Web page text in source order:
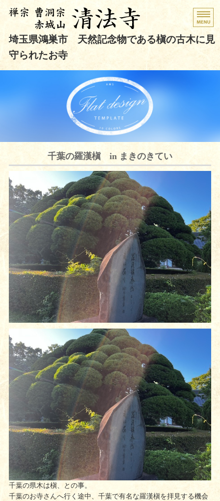
曹洞宗 赤城山清法寺｜埼玉県鴻巣市
埼玉県鴻巣市 天然記念物である槇の古木に見
守られたお寺
祈祷・供養・朱印
お問い合わせ
千葉の羅漢槇 in まきのきてい
千葉の県木は槇、との事。
千葉のお寺さんへ行く途中、千葉で有名な羅漢槇を拝見する機会